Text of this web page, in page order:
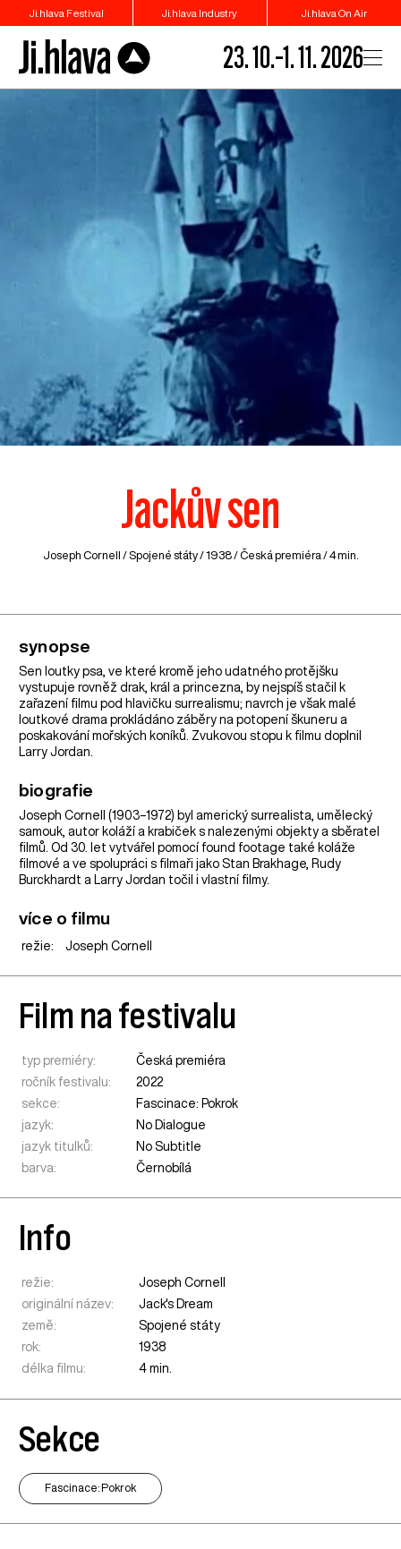
Ji.hlava Festival Ji.hlava Industry Ji.hlava On Air
23. 10.–1. 11. 2026
Jackův sen
Joseph Cornell / Spojené státy/ 1938 / Česká premiéra / 4 min.
synopse
Sen loutky psa, ve které kromě jeho udatného protějšku
vystupuje rovněž drak, král a princezna, by nejspíš stačil k
zařazení filmu pod hlavičku surrealismu; navrch je však malé
loutkové drama prokládáno záběry na potopení škuneru a
poskakování mořských koníků. Zvukovou stopu k filmu doplnil
Larry Jordan.
biografie
Joseph Cornell (1903–1972) byl americký surrealista, umělecký
samouk, autor koláží a krabiček s nalezenými objekty a sběratel
filmů. Od 30. let vytvářel pomocí found footage také koláže
filmové a ve spolupráci s filmaři jako Stan Brakhage, Rudy
Burckhardt a Larry Jordan točil i vlastní filmy.
více o filmu
režie: Joseph Cornell
Film na festivalu
typ premiéry:
Česká premiéra
ročník festivalu:
2022
sekce:
Fascinace: Pokrok
jazyk:
No Dialogue
jazyk titulků:
No Subtitle
barva:
Černobílá
Info
režie:
Joseph Cornell
originální název:
Jack's Dream
země:
Spojené státy
rok:
1938
délka filmu:
4 min.
Sekce
Fascinace: Pokrok